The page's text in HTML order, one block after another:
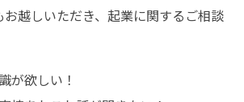
越しいただき、起業に関するご相談
が欲しい！